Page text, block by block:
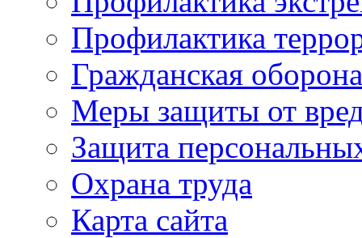
Профилактика
Гражданская оборона
Меры защиты от
Защита
Охрана труда
Карта сайта